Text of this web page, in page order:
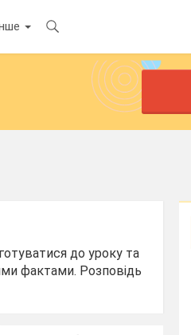
до уроку та
фактами. Розповідь